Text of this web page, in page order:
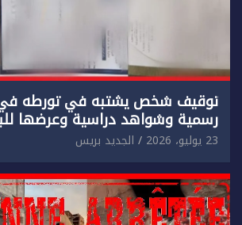
توقيف شخص يشتبه في تورطه في
رسمية وشواهد دراسية وعرضها
مادي.
23 يوليو، 2026 الجديد بريس